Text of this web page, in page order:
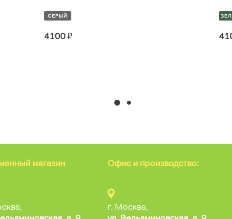
СЕРЫЙ
4100₽
магазин Офис и производство:
г. Москва,